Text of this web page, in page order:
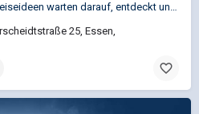
Liebe Reisegäste, viele neue Reiseideen warten darauf, entdeckt und erlebt zu werden. Lassen Sie sich von…
25, Essen,